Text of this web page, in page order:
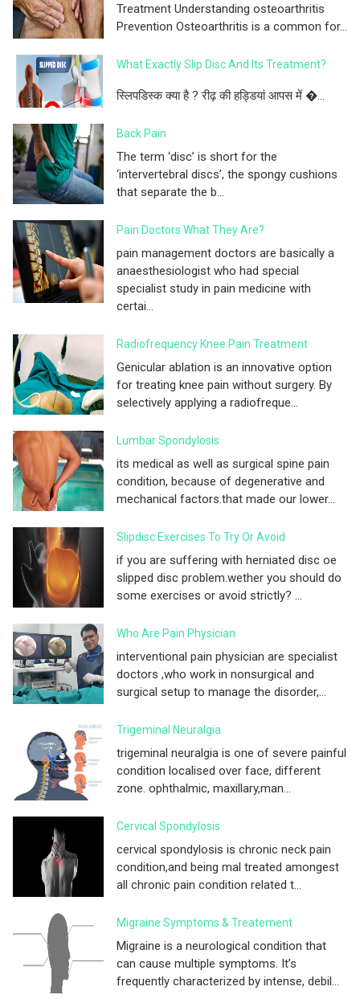
Treatment Understanding osteoarthritis
Prevention Osteoarthritis is a common for...
What Exactly Slip Disc And Its Treatment?
स्लिपडिस्क क्या है ? रीढ़ की हड्डियां आपस में �...
Back Pain
The term ‘disc’ is short for the
‘intervertebral discs’, the spongy cushions
that separate the b...
Pain Doctors What They Are?
pain management doctors are basically a
anaesthesiologist who had special
specialist study in pain medicine with
certai...
Radiofrequency Knee Pain Treatment
Genicular ablation is an innovative option
for treating knee pain without surgery. By
selectively applying a radiofreque...
Lumbar Spondylosis
its medical as well as surgical spine pain
condition, because of degenerative and
mechanical factors.that made our lower...
Slipdisc Exercises To Try Or Avoid
if you are suffering with herniated disc oe
slipped disc problem.wether you should do
some exercises or avoid strictly? ...
Who Are Pain Physician
interventional pain physician are specialist
doctors ,who work in nonsurgical and
surgical setup to manage the disorder,...
Trigeminal Neuralgia
trigeminal neuralgia is one of severe painful
condition localised over face, different
zone. ophthalmic, maxillary,man...
Cervical Spondylosis
cervical spondylosis is chronic neck pain
condition,and being mal treated amongest
all chronic pain condition related t...
Migraine Symptoms & Treatement
Migraine is a neurological condition that
can cause multiple symptoms. It’s
frequently characterized by intense, debil...